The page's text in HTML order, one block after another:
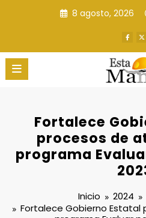
8 agosto, 2026
Fortalece
procesos de
programa
Inicio 2024
Fortalece Gobierno